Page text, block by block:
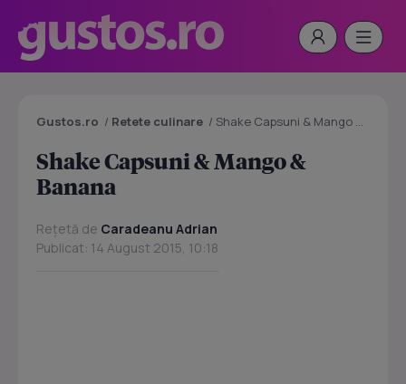
Gustos.ro / Retete culinare / Shake Capsuni & Mango & Banana
Shake Capsuni & Mango &
Banana
Rețetă de Caradeanu Adrian
Publicat: 14 August 2015, 10:18